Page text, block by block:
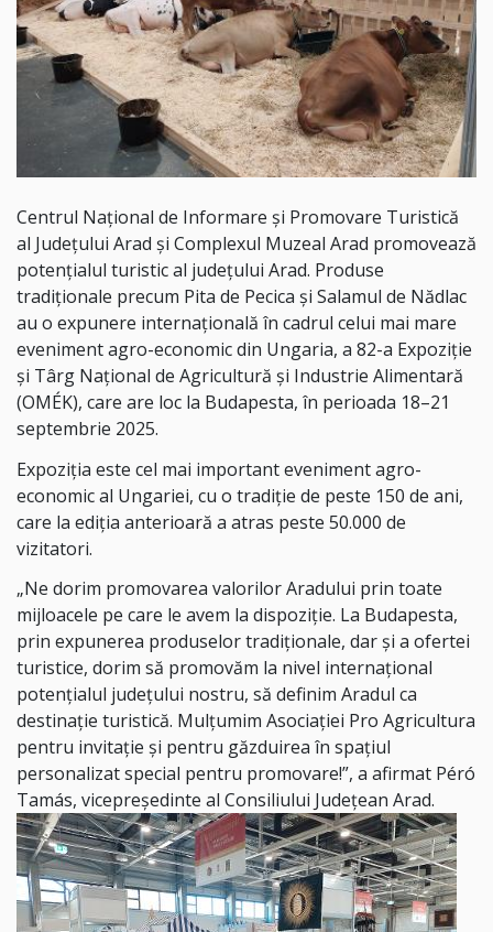
Centrul Național de Informare și Promovare Turistică
al Județului Arad și Complexul Muzeal Arad promovează
potențialul turistic al județului Arad. Produse
tradiționale precum Pita de Pecica și Salamul de Nădlac
au o expunere internațională în cadrul celui mai mare
eveniment agro-economic din Ungaria, a 82-a Expoziție
și Târg Național de Agricultură și Industrie Alimentară
(OMÉK), care are loc la Budapesta, în perioada 18–21
septembrie 2025.
Expoziția este cel mai important eveniment agro-
economic al Ungariei, cu o tradiție de peste 150 de ani,
care la ediția anterioară a atras peste 50.000 de
vizitatori.
„Ne dorim promovarea valorilor Aradului prin toate
mijloacele pe care le avem la dispoziție. La Budapesta,
prin expunerea produselor tradiționale, dar și a ofertei
turistice, dorim să promovăm la nivel internațional
potențialul județului nostru, să definim Aradul ca
destinație turistică. Mulțumim Asociației Pro Agricultura
pentru invitație și pentru găzduirea în spațiul
personalizat special pentru promovare!”, a afirmat Péró
Tamás, vicepreședinte al Consiliului Județean Arad.